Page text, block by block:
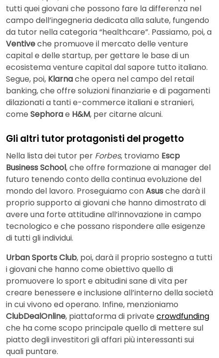
tutti quei giovani che possono fare la differenza nel
campo dell’ingegneria dedicata alla salute, fungendo
da tutor nella categoria “healthcare”. Passiamo, poi, a
Ventiveche promuove il mercato delle venture
capital e delle startup, per gettare le base di un
ecosistema venture capital dal sapore tutto italiano.
Segue, poi, Klarnache opera nel campo del retail
banking, che offre soluzioni finanziarie e di pagamenti
dilazionati a tanti e-commerce italiani e stranieri,
come Sephorae H&M, per citarne alcuni.
Gli altri tutor protagonisti del progetto
Nella lista dei tutor per Forbes, troviamo Escp
Business School, che offre formazione ai manager del
futuro tenendo conto della continua evoluzione del
mondo del lavoro. Proseguiamo conAsusche darà il
proprio supporto ai giovani che hanno dimostrato di
avere una forte attitudine all’innovazione in campo
tecnologico e che possano rispondere alle esigenze
di tutti gli individui.
Urban Sports Club, poi, darà il proprio sostegno a tutti
i giovani che hanno come obiettivo quello di
promuovere lo sport e abitudini sane di vita per
creare benessere e inclusione all’interno della società
in cui vivono ed operano. Infine, menzioniamo
ClubDealOnline, piattaforma di private crowdfunding
che ha come scopo principale quello di mettere sul
piatto degli investitori gli affari più interessanti sui
quali puntare.